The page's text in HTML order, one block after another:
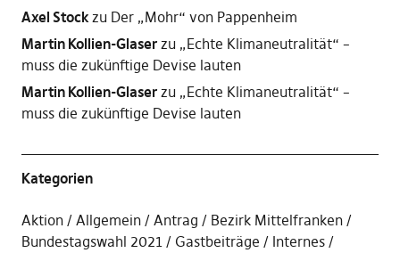
Axel Stockzu Der „Mohr“ von Pappenheim
Martin Kollien-Glaserzu „Echte Klimaneutralität“ –
muss die zukünftige Devise lauten
Martin Kollien-Glaserzu „Echte Klimaneutralität“ –
muss die zukünftige Devise lauten
Kategorien
Aktion Allgemein Antrag
Bezirk Mittelfranken
Bundestagswahl 2021
Gastbeiträge
Internes